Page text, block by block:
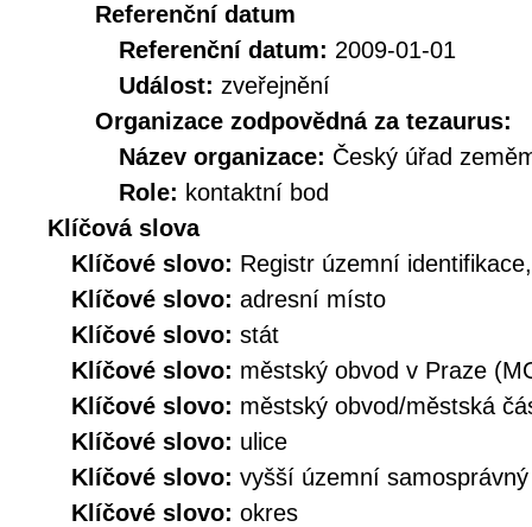
Referenční datum
Referenční datum: 2009-01-01
Událost: zveřejnění
Organizace zodpovědná za tezaurus:
Název organizace: Český úřad
Role: kontaktní bod
Klíčová slova
Klíčové slovo: Registr územní
Klíčové slovo: adresní místo
Klíčové slovo: stát
Klíčové slovo: městský obvod v Praze
Klíčové slovo: městský obvod/městská
Klíčové slovo: ulice
Klíčové slovo: vyšší územní
Klíčové slovo: okres